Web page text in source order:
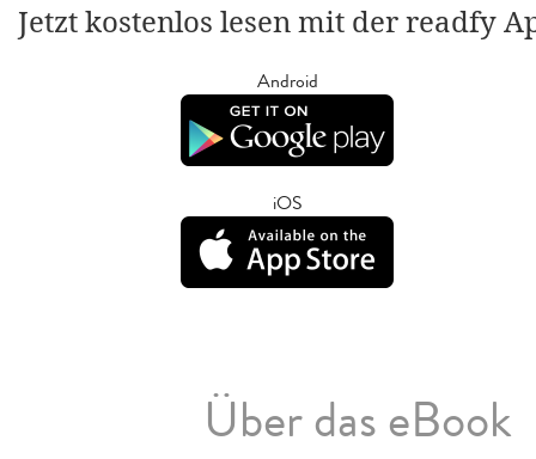
Jetzt kostenlos lesen mit der readfy
Android
iOS
Über das eBook